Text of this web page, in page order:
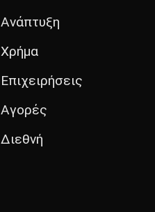
Ανάπτυξη
Χρήμα
Επιχειρήσεις
Αγορές
Διεθνή